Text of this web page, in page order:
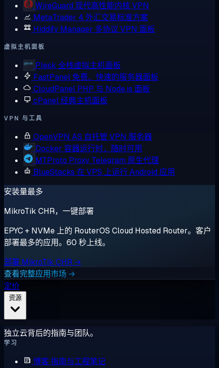
WireGuard 现代高性能内核 VPN
MetaTrader 4 外汇交易标准方案
Hiddify Manager 多协议 VPN 面板
虚拟主机面板
Plesk 全栈虚拟主机面板
FastPanel 免费、快速的服务器面板
CloudPanel PHP 与 Node.js 面板
cPanel经典主机面板
VPN 与工具
OpenVPN AS 自托管 VPN 服务器
Docker 容器运行时，随时可用
MTProto Proxy Telegram 原生代理
BlueStacks 在 VPS 上运行 Android 应用
安装量最多
MikroTik CHR，一键部署
EPYC + NVMe 上的 RouterOS Cloud Hosted Router。客户
部署最多的应用。60 秒上线。
部署 MikroTik CHR →
查看完整应用市场 →
定价
独立云背后的指南与团队。
学习
博客指南与工程笔记